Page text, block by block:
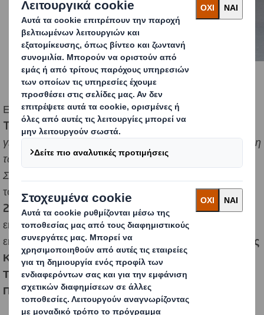
Ειδικότερα, η DS Smith Hellas συμμετείχε στο 7ο
TrophyΤροφή Meet-Up, με θέμα:«Καινοτόμες Λύσεις
για τη Μετάβαση σε μια Κυκλική Βιοοικονομία – Εξάλειψη
των Πλαστικών Αποβλήτων στη Γεωργία και τις
Συσκευασίες Τροφίμων»
το Σάββατο 31 Μαΐου 2025 στο πλαίσιο τηςAgro Expo
2025(6η Αγροτική Έκθεση Ιεράπετρας) στον
εκθεσιακό χώρο Αγρέξ στην Ιεράπετρα Κρήτης. Η
εκδήλωση υλοποιήθηκεμε την αιγίδα της Περιφέρειας
Κρήτης και του Τμήματος Διοικητικής Επιστήμης &
Τεχνολογίας του Ελληνικού Μεσογειακού
Πανεπιστημίου.